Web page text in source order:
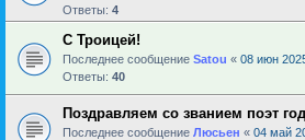
Ответы: 4
С Троицей!
Последнее сообщение Satou « 08 июн
Ответы: 40
Поздравляем со званием поэт
Последнее сообщение Люсьен « 04 май